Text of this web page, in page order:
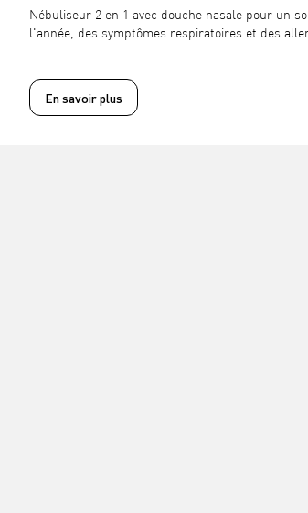
Nébuliseur 2 en 1 avec douche nasale pour un
l'année, des symptômes respiratoires et des
En savoir plus